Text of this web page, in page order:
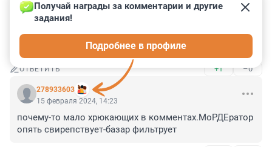
Гость
15 февраля 2024, 14:42
Одна жалость, поздно начали. Люди лишка хорошо
ОТВЕТИТЬ +1 –0
278933603
Получай награды за комментарии и другие
задания!
Подробнее в профиле
15 февраля 2024, 14:23
почему-то мало хрюкающих в комментах.МоРДЕратор
опять свирепствует-базар фильтрует